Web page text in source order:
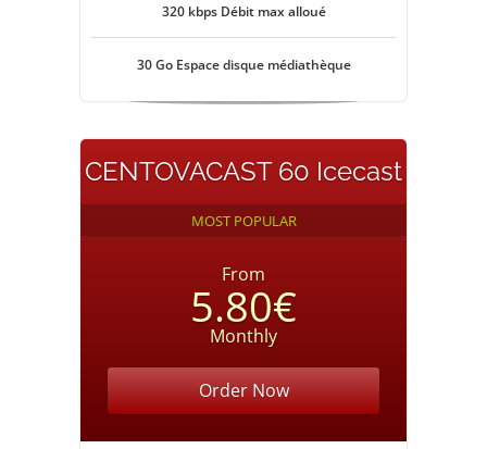
320 kbps Débit max alloué
30 Go Espace disque médiathèque
CENTOVACAST 60 Icecast
MOST POPULAR
From
5.80€
Monthly
Order Now